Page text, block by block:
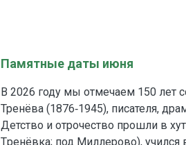
Памятные даты июня
В 2026 году мы отмечаем 150 лет
Тренёва (1876‑1945), писателя,
Детство и отрочество прошли в
Тpенёвка; под Миллерово), учился